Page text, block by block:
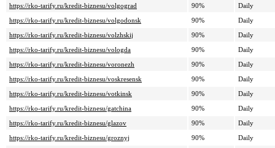
https://rko-tarify.ru/kredit-biznesu/volgograd
90%
Daily
https://rko-tarify.ru/kredit-biznesu/volgodonsk
90%
Daily
https://rko-tarify.ru/kredit-biznesu/volzhskij
90%
Daily
https://rko-tarify.ru/kredit-biznesu/vologda
90%
Daily
https://rko-tarify.ru/kredit-biznesu/voronezh
90%
Daily
https://rko-tarify.ru/kredit-biznesu/voskresensk
90%
Daily
https://rko-tarify.ru/kredit-biznesu/votkinsk
90%
Daily
https://rko-tarify.ru/kredit-biznesu/gatchina
90%
Daily
https://rko-tarify.ru/kredit-biznesu/glazov
90%
Daily
https://rko-tarify.ru/kredit-biznesu/groznyj
90%
Daily